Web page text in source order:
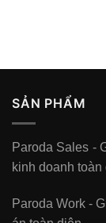
SẢN PHẨM
Paroda Sales -
kinh doanh toàn
Paroda Work -